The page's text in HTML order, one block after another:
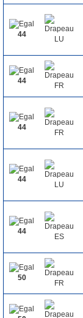
44
44
44
44
44
50